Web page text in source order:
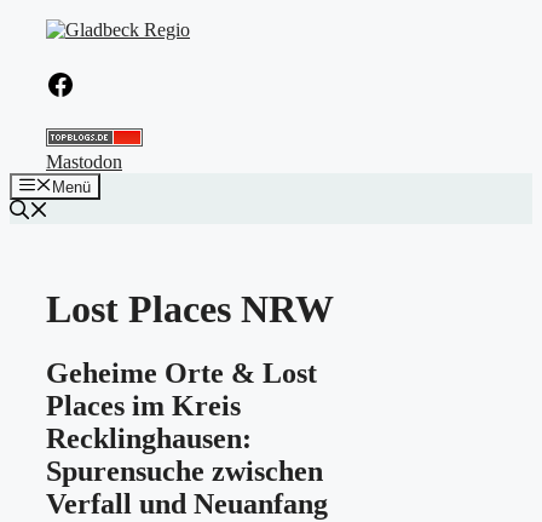
springenFacebook
Mastodon
Menü
Lost Places NRW
Geheime Orte & Lost
Places im Kreis
Recklinghausen:
Spurensuche zwischen
Verfall und Neuanfang